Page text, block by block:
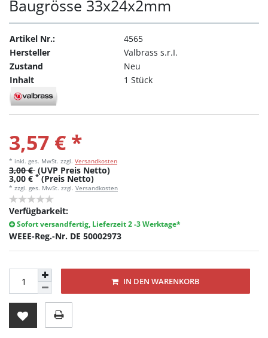
Baugrösse 33x24x2mm
Artikel Nr.:
4565
Hersteller
Valbrass s.r.I.
Zustand
Neu
Inhalt
1 Stück
3,57 € *
* inkl. ges. MwSt. zzgl. Versandkosten
3,00 € (UVP Preis Netto)
3,00 € * (Preis Netto)
* zzgl. ges. MwSt. zzgl. Versandkosten
Verfügbarkeit:
Sofort versandfertig, Lieferzeit 2 -3 Werktage*
WEEE-Reg.-Nr. DE 50002973
IN DEN WARENKORB